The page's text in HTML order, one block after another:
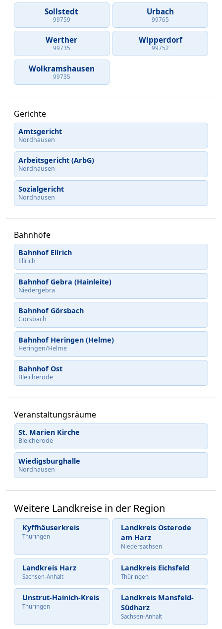
Sollstedt
99759
Urbach
99765
Werther
99735
Wipperdorf
99752
Wolkramshausen
99735
Gerichte
Amtsgericht
Nordhausen
Arbeitsgericht (ArbG)
Nordhausen
Sozialgericht
Nordhausen
Bahnhöfe
Bahnhof Ellrich
Ellrich
Bahnhof Gebra (Hainleite)
Niedergebra
Bahnhof Görsbach
Görsbach
Bahnhof Heringen (Helme)
Heringen/Helme
Bahnhof Ost
Bleicherode
Veranstaltungsräume
St. Marien Kirche
Bleicherode
Wiedigsburghalle
Nordhausen
Weitere Landkreise in der Region
Kyffhäuserkreis
Thüringen
Landkreis Osterode
am Harz
Niedersachsen
Landkreis Harz
Sachsen-Anhalt
Landkreis Eichsfeld
Thüringen
Unstrut-Hainich-Kreis
Thüringen
Landkreis Mansfeld-
Südharz
Sachsen-Anhalt